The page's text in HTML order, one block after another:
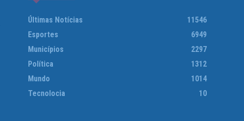
Últimas Notícias
11546
Esportes
6949
Municípios
2297
Política
1312
Mundo
1014
Tecnolocia
10